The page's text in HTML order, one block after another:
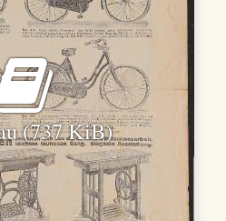
(737 KiB)